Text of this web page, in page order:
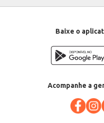
Baixe o
Acompanhe a